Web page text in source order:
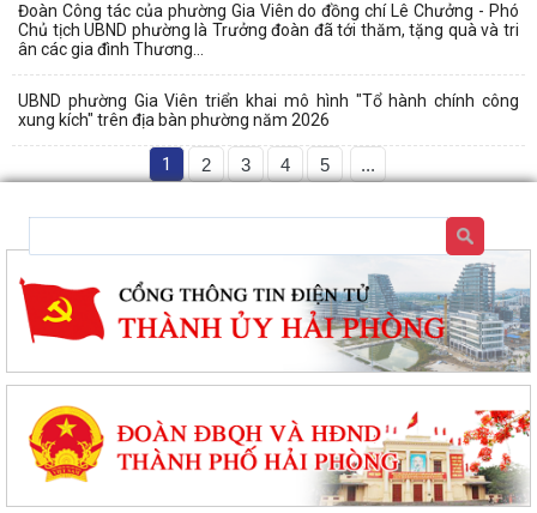
Đoàn Công tác của phường Gia Viên do đồng chí Lê Chưởng - Phó
Chủ tịch UBND phường là Trưởng đoàn đã tới thăm, tặng quà và tri
ân các gia đình Thương...
UBND phường Gia Viên triển khai mô hình "Tổ hành chính công
xung kích" trên địa bàn phường năm 2026
1 2 3 4 5 ...